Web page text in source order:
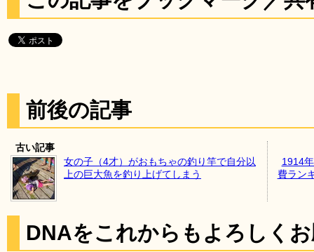
前後の記事
古い記事
女の子（4才）がおもちゃの釣り竿で自分以
上の巨大魚を釣り上げてしまう
1914
費ラン
DNAをこれからもよろしく